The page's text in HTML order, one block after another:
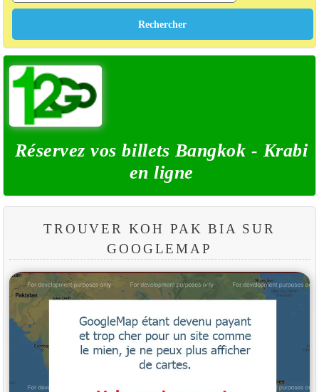
Réservez vos billets Bangkok - Krabi
en ligne
TROUVER KOH PAK BIA SUR
GOOGLEMAP